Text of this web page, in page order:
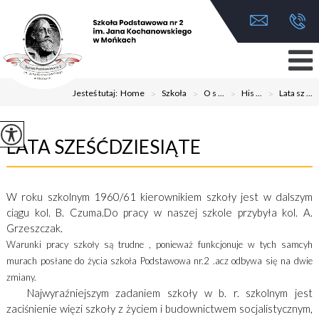
Jesteś tutaj:Home > Szkoła > O s ... > His ... > Lata sz ...
LATA SZEŚĆDZIESIĄTE
W roku szkolnym 1960/61 kierownikiem szkoły jest w dalszym
ciągu kol. B. Czuma.Do pracy w naszej szkole przybyła kol. A.
Grzeszczak.
Warunki pracy szkoły są trudne , ponieważ funkcjonuje w tych samcyh
murach posłane do życia szkoła Podstawowa nr.2 .acz odbywa się na dwie
zmiany.
Najwyraźniejszym zadaniem szkoły w b. r. szkolnym jest
zaciśnienie więzi szkoły z życiem i budownictwem socjalistycznym,